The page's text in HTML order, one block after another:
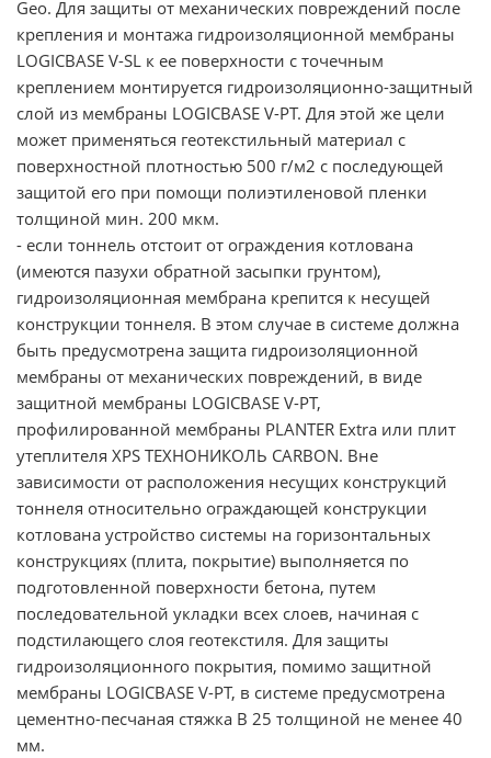
Geo. Для защиты от механических повреждений после
крепления и монтажа гидроизоляционной мембраны
LOGICBASE V-SL к ее поверхности с точечным
креплением монтируется гидроизоляционно-защитный
слой из мембраны LOGICBASE V-PT. Для этой же цели
может применяться геотекстильный материал с
поверхностной плотностью 500 г/м2 с последующей
защитой его при помощи полиэтиленовой пленки
толщиной мин. 200 мкм.
- если тоннель отстоит от ограждения котлована
(имеются пазухи обратной засыпки грунтом),
гидроизоляционная мембрана крепится к несущей
конструкции тоннеля. В этом случае в системе должна
быть предусмотрена защита гидроизоляционной
мембраны от механических повреждений, в виде
защитной мембраны LOGICBASE V-PT,
профилированной мембраны PLANTER Еxtra или плит
утеплителя XPS ТЕХНОНИКОЛЬ CARBON. Вне
зависимости от расположения несущих конструкций
тоннеля относительно ограждающей конструкции
котлована устройство системы на горизонтальных
конструкциях (плита, покрытие) выполняется по
подготовленной поверхности бетона, путем
последовательной укладки всех слоев, начиная с
подстилающего слоя геотекстиля. Для защиты
гидроизоляционного покрытия, помимо защитной
мембраны LOGICBASE V-PT, в системе предусмотрена
цементно-песчаная стяжка В 25 толщиной не менее 40
мм.